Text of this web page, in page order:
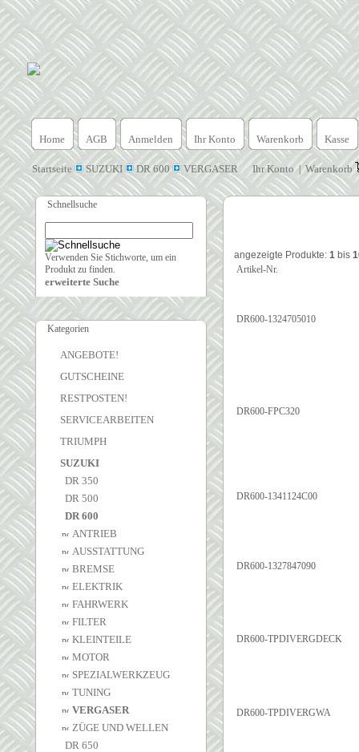
Home AGB Anmelden Ihr Konto Warenkorb Kasse
Startseite SUZUKI DR 600 VERGASER Ihr Konto| Warenkorb
Schnellsuche
Verwenden Sie Stichworte, um ein
Produkt zu finden.
erweiterte Suche
Kategorien
ANGEBOTE!
GUTSCHEINE
RESTPOSTEN!
SERVICEARBEITEN
TRIUMPH
SUZUKI
DR 350
DR 500
DR 600
ANTRIEB
AUSSTATTUNG
BREMSE
ELEKTRIK
FAHRWERK
FILTER
KLEINTEILE
MOTOR
SPEZIALWERKZEUG
TUNING
VERGASER
ZÜGE UND WELLEN
DR 650
angezeigte Produkte: 1 bis
Artikel-Nr.
DR600-1324705010
DR600-FPC320
DR600-1341124C00
DR600-1327847090
DR600-TPDIVERGDECK
DR600-TPDIVERGWA